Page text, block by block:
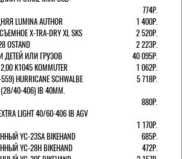
774Р.
LUMINA AUTHOR
1 400Р.
X-TRA-DRY XL SKS
2 520Р.
OSTAND
2 223Р.
ДЕТЕЙ ИЛИ ГРУЗОВ
40 095Р.
K1045 KOMMUTER
1 062Р.
HURRICANE SCHWALBE
5 718Р.
40-406) IB 40MM.
880Р.
LIGHT 40/60-406 IB AGV
1 170Р.
YC-23SA BIKEHAND
685Р.
YC-28H BIKEHAND
472Р.